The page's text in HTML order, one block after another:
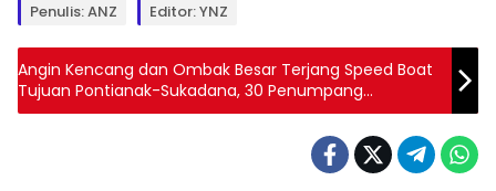
Penulis: ANZ Editor: YNZ
Angin Kencang dan Ombak Besar Terjang Speed Boat
Tujuan Pontianak-Sukadana, 30 Penumpang
Dievakuasi